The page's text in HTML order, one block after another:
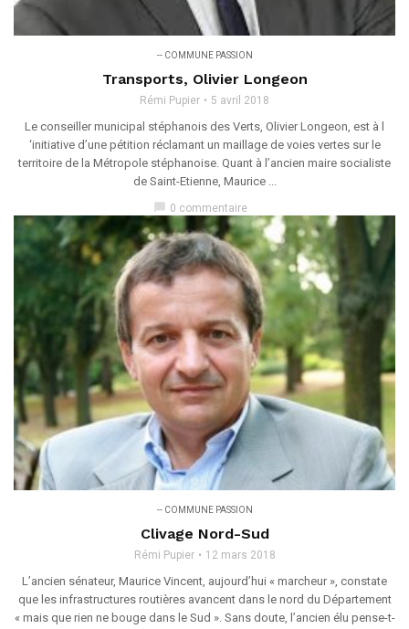
-- COMMUNE PASSION
Transports, Olivier Longeon
Rémi Pupier 5 avril 2018
Le conseiller municipal stéphanois des Verts, Olivier Longeon, est à l
‘initiative d’une pétition réclamant un maillage de voies vertes sur le
territoire de la Métropole stéphanoise. Quant à l’ancien maire socialiste
de Saint-Etienne, Maurice ...
chat_bubble 0 commentaire
-- COMMUNE PASSION
Clivage Nord-Sud
Rémi Pupier 12 mars 2018
L’ancien sénateur, Maurice Vincent, aujourd’hui « marcheur », constate
que les infrastructures routières avancent dans le nord du Département
« mais que rien ne bouge dans le Sud ». Sans doute, l’ancien élu pense-t-